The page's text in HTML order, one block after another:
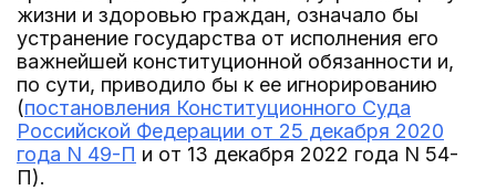
жизни и здоровью граждан, означало бы
устранение государства от исполнения его
важнейшей конституционной обязанности и,
по сути, приводило бы к ее игнорированию
(постановления Конституционного Суда
Российской Федерации от 25 декабря 2020
года N 49-П и от 13 декабря 2022 года N 54-
П).